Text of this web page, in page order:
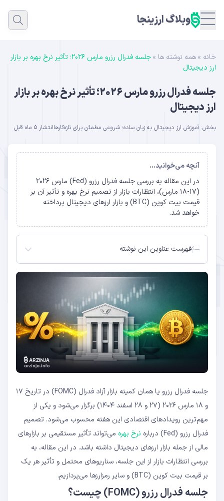
وبلاگ ارزینجا
خانه » همه نوشته ها »
جلسه فدرال رزرو مارس ۲۰۲۶؛ تأثیر نرخ بهره بر بازار
ارز دیجیتال
جلسه فدرال رزرو مارس ۲۰۲۶؛ تأثیر نرخ بهره بر بازار
ارز دیجیتال
بخش: آموزش ارز دیجیتال به زبان ساده؛ شروعی مطمئن برای تازه‌کارهاانتشار 5 ماه قبل
آنچه می‌خوانید...
در این مقاله به بررسی جلسه فدرال رزرو (Fed) مارس ۲۰۲۶
(۱۷-۱۸ مارس)، انتظارات بازار از تصمیم نرخ بهره و تأثیر آن بر
قیمت بیت ‌کوین (BTC) و بازار ارزهای دیجیتال پرداخته
خواهد شد.
فهرست عناوین این نوشته
انتظارات بازار از جلسه مارس ۲۰۲۶ FOMC
تأثیر تصمیم Fed بر بازار ارز دیجیتال
سناریوهای محتمل جلسه مارس ۲۰۲۶ و تأثیر بر کریپتو
سناریو ۱: نرخ بهره بدون تغییر + لحن Dovish
سناریو ۲: نرخ بهره بدون تغییر + لحن Hawkish
سناریو ۳: کاهش غیرمنتظره نرخ بهره
سناریو ۴: افزایش غیرمنتظره نرخ بهره
سوالات متداول
جلسه فدرال رزرو یا همان کمیته بازار آزاد فدرال (FOMC) در تاریخ ۱۷
و ۱۸ مارس ۲۰۲۶ (۲۷ و ۲۸ اسفند ۱۴۰۴) برگزار می‌شود و یکی از
مهم‌ترین رویدادهای اقتصادی این هفته محسوب می‌شود. تصمیم
فدرال رزرو (Fed) درباره
نرخ بهره می‌تواند تأثیر مستقیمی بر بازارهای
مالی از جمله بازار ارزهای دیجیتال داشته باشد. در این مقاله، به
بررسی انتظارات بازار از این جلسه، سناریوهای محتمل و تأثیر هر یک
بر قیمت بیت‌ کوین (BTC) و سایر رمزارزها می‌پردازیم.
جلسه فدرال رزرو (FOMC) چیست؟